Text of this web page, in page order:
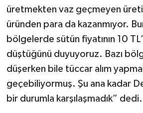
üretmekten vaz geçmeyen
üründen para da kazanmıyor.
bölgelerde sütün fiyatının 10
düştüğünü duyuyoruz. Bazı
düşerken bile tüccar alım
geçebiliyormuş. Şu ana kadar
bir durumla karşılaşmadık” dedi.